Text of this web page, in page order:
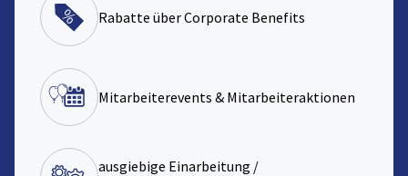
Rabatte über Corporate Benefits
Mitarbeiterevents & Mitarbeiteraktionen
ausgiebige Einarbeitung /